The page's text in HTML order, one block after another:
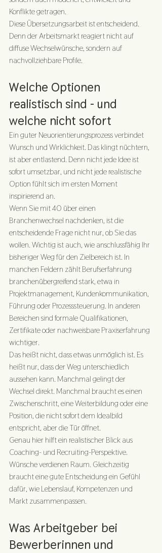
Konflikte getragen.
Diese Übersetzungsarbeit ist entscheidend.
Denn der Arbeitsmarkt reagiert nicht auf
diffuse Wechselwünsche, sondern auf
nachvollziehbare Profile.
Welche Optionen
realistisch sind - und
welche nicht sofort
Ein guter Neuorientierungsprozess verbindet
Wunsch und Wirklichkeit. Das klingt nüchtern,
ist aber entlastend. Denn nicht jede Idee ist
sofort umsetzbar, und nicht jede realistische
Option fühlt sich im ersten Moment
inspirierend an.
Wenn Sie mit 40 über einen
Branchenwechsel nachdenken, ist die
entscheidende Frage nicht nur, ob Sie das
wollen. Wichtig ist auch, wie anschlussfähig Ihr
bisheriger Weg für den Zielbereich ist. In
manchen Feldern zählt Berufserfahrung
branchenübergreifend stark, etwa in
Projektmanagement, Kundenkommunikation,
Führung oder Prozesssteuerung. In anderen
Bereichen sind formale Qualifikationen,
Zertifikate oder nachweisbare Praxiserfahrung
wichtiger.
Das heißt nicht, dass etwas unmöglich ist. Es
heißt nur, dass der Weg unterschiedlich
aussehen kann. Manchmal gelingt der
Wechsel direkt. Manchmal braucht es einen
Zwischenschritt, eine Weiterbildung oder eine
Position, die nicht sofort dem Idealbild
entspricht, aber die Tür öffnet.
Genau hier hilft ein realistischer Blick aus
Coaching- und Recruiting-Perspektive.
Wünsche verdienen Raum. Gleichzeitig
braucht eine gute Entscheidung ein Gefühl
dafür, wie Lebenslauf, Kompetenzen und
Markt zusammenpassen.
Was Arbeitgeber bei
Bewerberinnen und